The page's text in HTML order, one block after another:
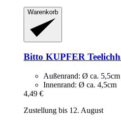
Warenkorb
Bitto KUPFER
Außenrand: Ø ca. 5,5cm
Innenrand: Ø ca. 4,5cm
4,49 €
Zustellung bis 12. August